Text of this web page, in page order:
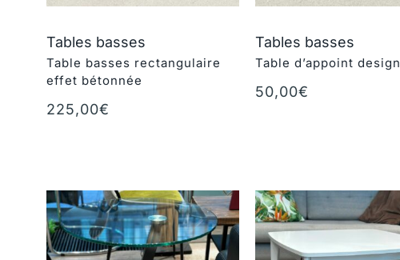
Tables basses
Table basses rectangulaire
effet bétonnée
225,00€
Tables basses
Table d’appoint design
50,00€